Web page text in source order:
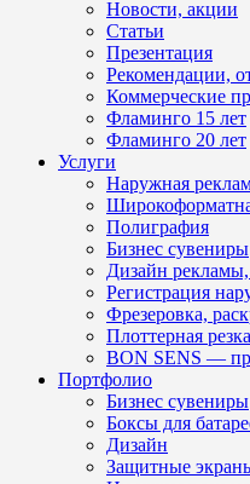
Новости, акции
Статьи
Презентация
Рекомендации,
Коммерческие
Фламинго 15 лет
Фламинго 20 лет
Услуги
Наружная
Полиграфия
Бизнес сувениры
Дизайн рекламы,
Регистрация
Фрезеровка,
Плоттерная резка
BON SENS —
Портфолио
Бизнес сувениры
Боксы для
Дизайн
Защитные